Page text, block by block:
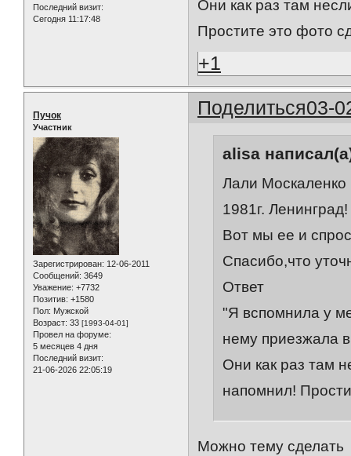
Последний визит:
Сегодня 11:17:48
Они как раз там
Простите это фото
+1
Поделиться03-
Пучок
Участник
Зарегистрирован: 12-06-2011
Сообщений: 3649
Уважение: +7732
Позитив: +1580
Пол: Мужской
Возраст: 33 [1993-04-01]
Провел на форуме:
5 месяцев 4 дня
Последний визит:
21-06-2026 22:05:19
alisa
Лали Москаленко
1981г.
Вот мы ее и
Спасибо,что
Ответ
"Я вспомнила у
нему приезжала
Они как раз там
напомнил!
Можно тему сделать